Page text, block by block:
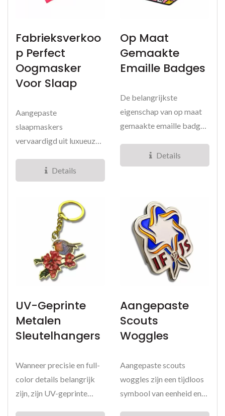
Fabrieksverkoo
P Perfect
Oogmasker
Voor Slaap
Aangepaste
slaapmaskers
vervaardigd uit luxueuze
We bieden
gepersonaliseerde...
Details
Op Maat
Gemaakte
Emaille Badges
De belangrijkste
eigenschap van op maat
gemaakte emaille badges
Details
UV-Geprinte
Metalen
Sleutelhangers
Wanneer precisie en full-
color details belangrijk
zijn, zijn UV-geprinte
Aangepaste
Scouts
Woggles
Aangepaste scouts
woggles zijn een tijdloos
symbool van eenheid en